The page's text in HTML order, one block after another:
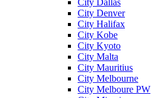
City Denver
City Halifax
City Kobe
City Kyoto
City Malta
City Mauritius
City Melbourne
City Melboure PW